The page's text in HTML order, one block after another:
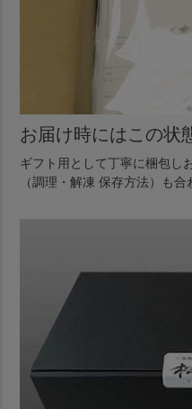
お届け時にはこの状
ギフト用として丁寧に梱包し
（調理・解凍 保存方法）も